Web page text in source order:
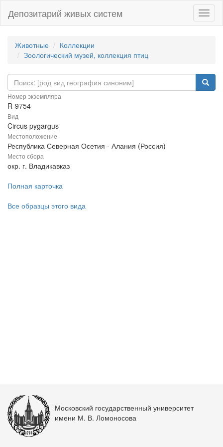
Депозитарий живых систем
Животные
Коллекции
Зоологический музей, коллекция птиц
Номер экземпляра
R-9754
Вид
Circus pygargus
Местоположение
Республика Северная Осетия - Алания (Россия)
Место сбора
окр. г. Владикавказ
Полная карточка
Все образцы этого вида
Московский государственный университет
имени М. В. Ломоносова